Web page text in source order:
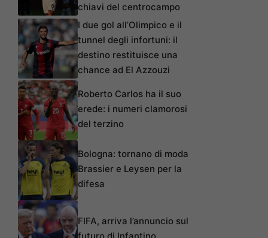
chiavi del centrocampo
I due gol all’Olimpico e il
tunnel degli infortuni: il
destino restituisce una
chance ad El Azzouzi
Roberto Carlos ha il suo
erede: i numeri clamorosi
del terzino
Bologna: tornano di moda
Brassier e Leysen per la
difesa
FIFA, arriva l’annuncio sul